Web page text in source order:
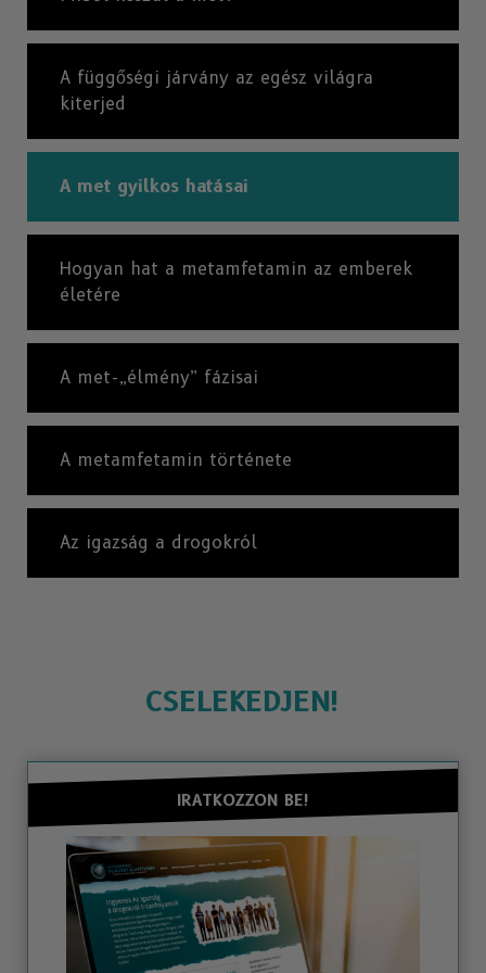
A függőségi járvány az egész világra
kiterjed
A met gyilkos hatásai
Hogyan hat a metamfetamin az emberek
életére
A met-„élmény” fázisai
A metamfetamin története
Az igazság a drogokról
CSELEKEDJEN!
IRATKOZZON BE!